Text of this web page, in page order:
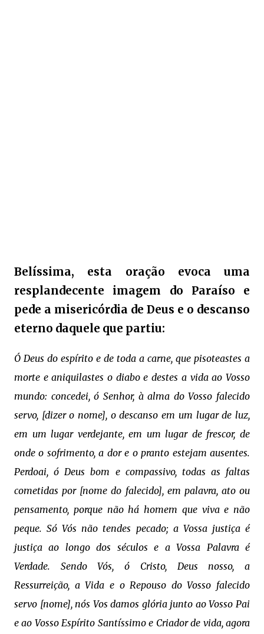
Belíssima, esta oração evoca uma
resplandecente imagem do Paraíso e
pede a misericórdia de Deus e o descanso
eterno daquele que partiu:
Ó Deus do espírito e de toda a carne, que pisoteastes a
morte e aniquilastes o diabo e destes a vida ao Vosso
mundo: concedei, ó Senhor, à alma do Vosso falecido
servo, [dizer o nome], o descanso em um lugar de luz,
em um lugar verdejante, em um lugar de frescor, de
onde o sofrimento, a dor e o pranto estejam ausentes.
Perdoai, ó Deus bom e compassivo, todas as faltas
cometidas por [nome do falecido], em palavra, ato ou
pensamento, porque não há homem que viva e não
peque. Só Vós não tendes pecado; a Vossa justiça é
justiça ao longo dos séculos e a Vossa Palavra é
Verdade. Sendo Vós, ó Cristo, Deus nosso, a
Ressurreição, a Vida e o Repouso do Vosso falecido
servo [nome], nós Vos damos glória junto ao Vosso Pai
e ao Vosso Espírito Santíssimo e Criador de vida, agora